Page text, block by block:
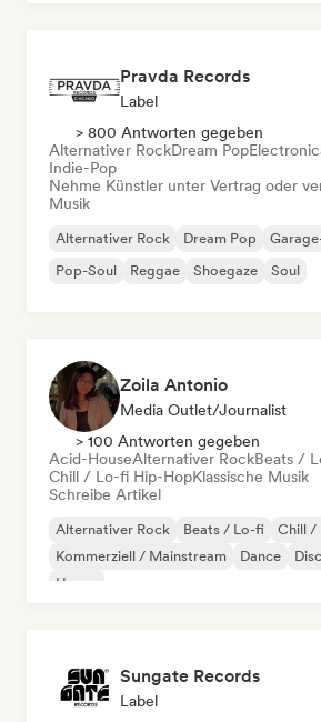
Pravda Records
Label
> 800 Antworten gegeben
Alternativer RockDream Pop
Indie-Pop
Nehme Künstler unter Vertrag oder
Musik
Alternativer Rock Dream Pop
Pop-Soul
Reggae Shoegaze Soul
Zoila Antonio
Media Outlet/Journalist
> 100 Antworten gegeben
Acid-HouseAlternativer RockBeats /
Chill / Lo-fi Hip-HopKlassische Musik
Schreibe Artikel
Alternativer Rock Beats / Lo-fi
Chill /
Kommerziell / Mainstream
Dance
House
Sungate Records
Label